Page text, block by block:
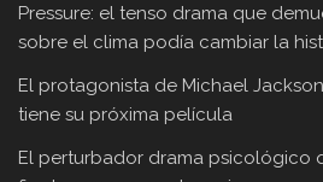
Pressure: el tenso drama que
sobre el clima podía cambiar la
El protagonista de Michael
tiene su próxima película
El perturbador drama psicológico